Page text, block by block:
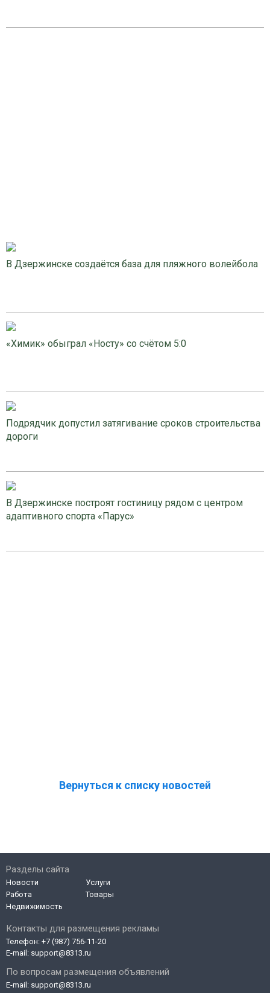
В Дзержинске создаётся база для пляжного волейбола
«Химик» обыграл «Носту» со счётом 5:0
Подрядчик допустил затягивание сроков строительства
дороги
В Дзержинске построят гостиницу рядом с центром
адаптивного спорта «Парус»
Вернуться к списку новостей
Контакты для размещения рекламы
Телефон: +7 (987) 756-11-20
E-mail: support@8313.ru
По вопросам размещения объявлений
E-mail: support@8313.ru
Разделы сайта
Новости
Работа
Недвижимость
Услуги
Товары